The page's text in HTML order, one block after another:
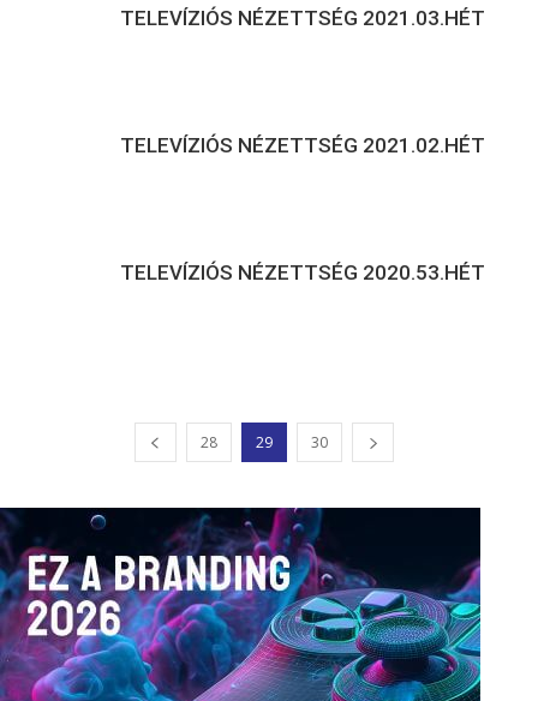
TELEVÍZIÓS NÉZETTSÉG 2021.03.HÉT
TELEVÍZIÓS NÉZETTSÉG 2021.02.HÉT
TELEVÍZIÓS NÉZETTSÉG 2020.53.HÉT
28 29 30